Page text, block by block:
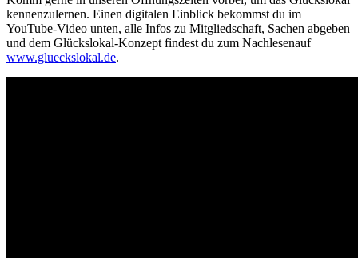
kennenzulernen. Einen digitalen Einblick bekommst du im
YouTube-Video unten, alle Infos zu Mitgliedschaft, Sachen abgeben
und dem Glückslokal-Konzept findest du zum Nachlesenauf
www.glueckslokal.de.